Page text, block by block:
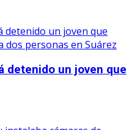
detenido un joven que